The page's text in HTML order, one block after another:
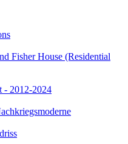
Fisher House (Residential
- 2012-2024